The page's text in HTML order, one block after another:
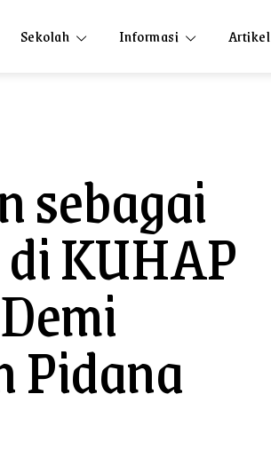
Sekolah Informasi Artikel
sebagai
KUHAP
Pidana